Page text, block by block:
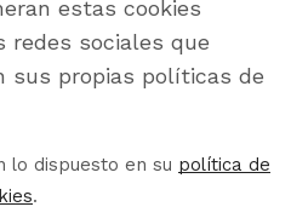
estas cookies
redes sociales que
sus propias políticas de
lo dispuesto en su política de
.